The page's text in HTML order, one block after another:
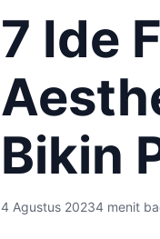
7 Ide
Bikin
4 Agustus 20234 menit